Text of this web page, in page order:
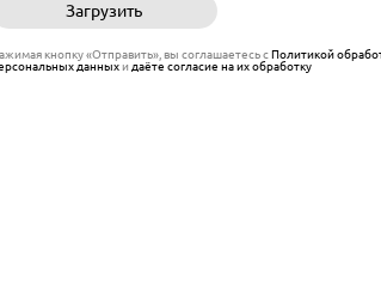
Загрузить
кнопку «Отправить», вы соглашаетесь сПолитикой
данныхи даёте согласие на их обработку